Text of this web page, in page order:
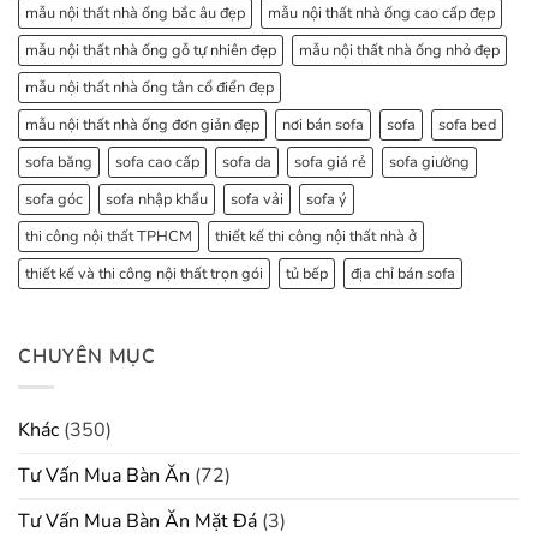
mẫu nội thất nhà ống bắc âu đẹp
mẫu nội thất nhà ống cao cấp đẹp
mẫu nội thất nhà ống gỗ tự nhiên đẹp
mẫu nội thất nhà ống nhỏ đẹp
mẫu nội thất nhà ống tân cổ điển đẹp
mẫu nội thất nhà ống đơn giản đẹp
nơi bán sofa sofa
sofa bed
sofa băng
sofa cao cấp sofa da sofa giá rẻ
sofa giường
sofa góc
sofa nhập khẩu sofa vải
sofa ý
thi công nội thất TPHCM
thiết kế thi công nội thất nhà ở
thiết kế và thi công nội thất trọn gói
tủ bếp địa chỉ bán sofa
CHUYÊN MỤC
Khác (350)
Tư Vấn Mua Bàn Ăn (72)
Tư Vấn Mua Bàn Ăn Mặt Đá (3)